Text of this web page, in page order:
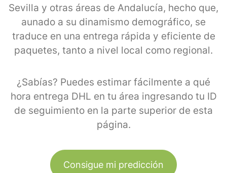
Sevilla y otras áreas de Andalucía, hecho que,
aunado a su dinamismo demográfico, se
traduce en una entrega rápida y eficiente de
paquetes, tanto a nivel local como regional.
¿Sabías? Puedes estimar fácilmente a qué
hora entrega DHL en tu área ingresando tu ID
de seguimiento en la parte superior de esta
página.
Consigue mi predicción